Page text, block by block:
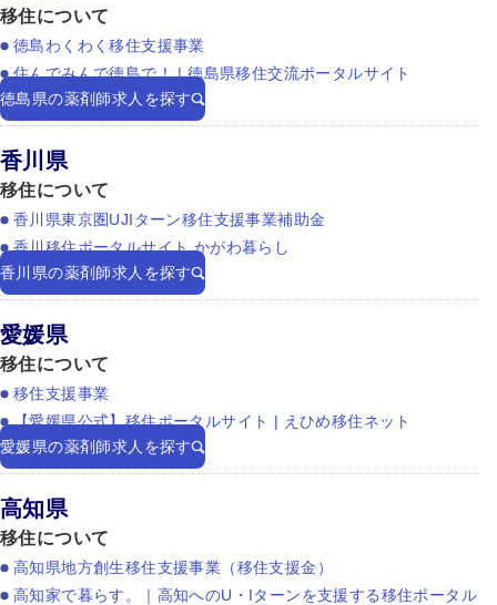
移住について
徳島わくわく移住支援事業
住んでみんで徳島で！ | 徳島県移住交流ポータルサイト
徳島県の薬剤師求人を探す
香川県
移住について
香川県東京圏UJIターン移住支援事業補助金
香川移住ポータルサイト かがわ暮らし
香川県の薬剤師求人を探す
愛媛県
移住について
移住支援事業
【愛媛県公式】移住ポータルサイト | えひめ移住ネット
愛媛県の薬剤師求人を探す
高知県
移住について
高知県地方創生移住支援事業（移住支援金）
高知家で暮らす。｜高知へのU・Iターンを支援する移住ポータル